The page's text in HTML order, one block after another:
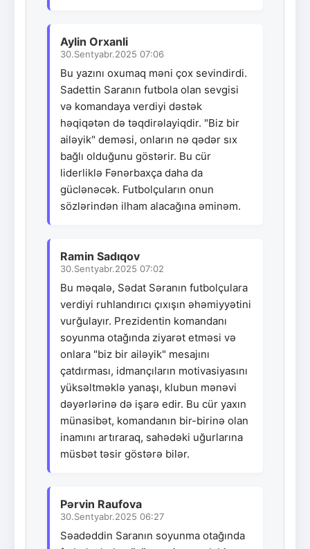
Aylin Orxanli
30.Sentyabr.2025 07:06
Bu yazını oxumaq məni çox sevindirdi.
Sadettin Saranın futbola olan sevgisi
və komandaya verdiyi dəstək
həqiqətən də təqdirəlayiqdir. "Biz bir
ailəyik" deməsi, onların nə qədər sıx
bağlı olduğunu göstərir. Bu cür
liderliklə Fənərbaxça daha da
güclənəcək. Futbolçuların onun
sözlərindən ilham alacağına əminəm.
Ramin Sadıqov
30.Sentyabr.2025 07:02
Bu məqalə, Sədat Səranın futbolçulara
verdiyi ruhlandırıcı çıxışın əhəmiyyətini
vurğulayır. Prezidentin komandanı
soyunma otağında ziyarət etməsi və
onlara "biz bir ailəyik" mesajını
çatdırması, idmançıların motivasiyasını
yüksəltməklə yanaşı, klubun mənəvi
dəyərlərinə də işarə edir. Bu cür yaxın
münasibət, komandanın bir-birinə olan
inamını artıraraq, sahədəki uğurlarına
müsbət təsir göstərə bilər.
Pərvin Raufova
30.Sentyabr.2025 06:27
Səadəddin Saranın soyunma otağında